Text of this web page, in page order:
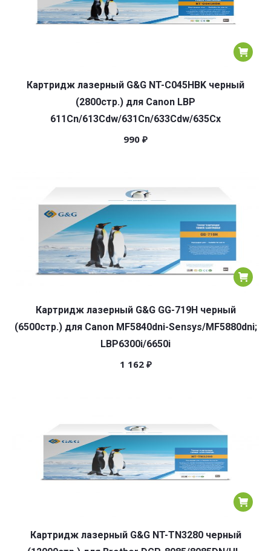
Картридж лазерный G&G NT-C045HBK черный
(2800стр.) для Canon LBP
611Cn/613Cdw/631Cn/633Cdw/635Cx
990 ₽
Картридж лазерный G&G GG-719H черный
(6500стр.) для Canon MF5840dni-Sensys/MF5880dni;
LBP6300i/6650i
1 162 ₽
Картридж лазерный G&G NT-TN3280 черный